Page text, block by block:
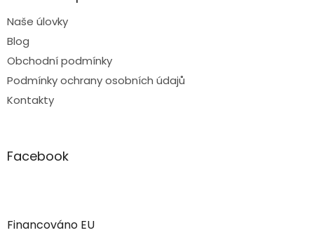
Naše úlovky
Blog
Obchodní podmínky
Podmínky ochrany osobních údajů
Kontakty
Facebook
Financováno EU